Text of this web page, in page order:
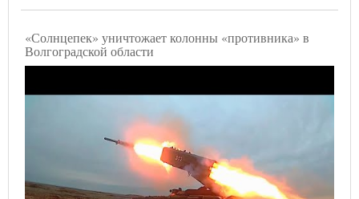
«Солнцепек» уничтожает колонны «противника» в
Волгоградской области